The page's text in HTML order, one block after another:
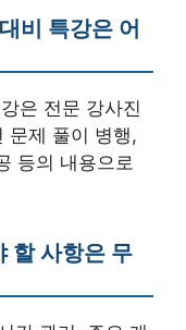
비 특강은 어
은 전문 강사진
문제 풀이 병행,
등의 내용으로
할 사항은 무